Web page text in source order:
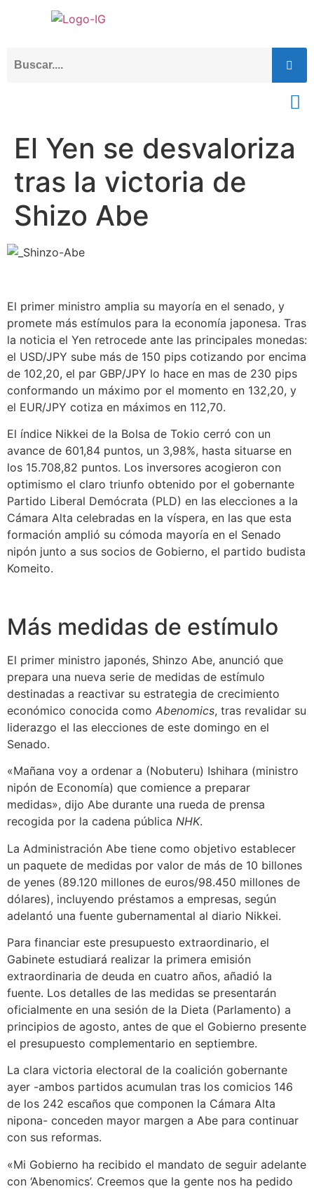
El Yen se desvaloriza
tras la victoria de
Shizo Abe
El primer ministro amplia su mayoría en el senado, y
promete más estímulos para la economía japonesa. Tras
la noticia el Yen retrocede ante las principales monedas:
el USD/JPY sube más de 150 pips cotizando por encima
de 102,20, el par GBP/JPY lo hace en mas de 230 pips
conformando un máximo por el momento en 132,20, y
el EUR/JPY cotiza en máximos en 112,70.
El índice Nikkei de la Bolsa de Tokio cerró con un
avance de 601,84 puntos, un 3,98%, hasta situarse en
los 15.708,82 puntos. Los inversores acogieron con
optimismo el claro triunfo obtenido por el gobernante
Partido Liberal Demócrata (PLD) en las elecciones a la
Cámara Alta celebradas en la víspera, en las que esta
formación amplió su cómoda mayoría en el Senado
nipón junto a sus socios de Gobierno, el partido budista
Komeito.
Más medidas de estímulo
El primer ministro japonés, Shinzo Abe, anunció que
prepara una nueva serie de medidas de estímulo
destinadas a reactivar su estrategia de crecimiento
económico conocida como Abenomics, tras revalidar su
liderazgo el las elecciones de este domingo en el
Senado.
«Mañana voy a ordenar a (Nobuteru) Ishihara (ministro
nipón de Economía) que comience a preparar
medidas», dijo Abe durante una rueda de prensa
recogida por la cadena pública NHK.
La Administración Abe tiene como objetivo establecer
un paquete de medidas por valor de más de 10 billones
de yenes (89.120 millones de euros/98.450 millones de
dólares), incluyendo préstamos a empresas, según
adelantó una fuente gubernamental al diario Nikkei.
Para financiar este presupuesto extraordinario, el
Gabinete estudiará realizar la primera emisión
extraordinaria de deuda en cuatro años, añadió la
fuente. Los detalles de las medidas se presentarán
oficialmente en una sesión de la Dieta (Parlamento) a
principios de agosto, antes de que el Gobierno presente
el presupuesto complementario en septiembre.
La clara victoria electoral de la coalición gobernante
ayer -ambos partidos acumulan tras los comicios 146
de los 242 escaños que componen la Cámara Alta
nipona- conceden mayor margen a Abe para continuar
con sus reformas.
«Mi Gobierno ha recibido el mandato de seguir adelante
con ‘Abenomics’. Creemos que la gente nos ha pedido